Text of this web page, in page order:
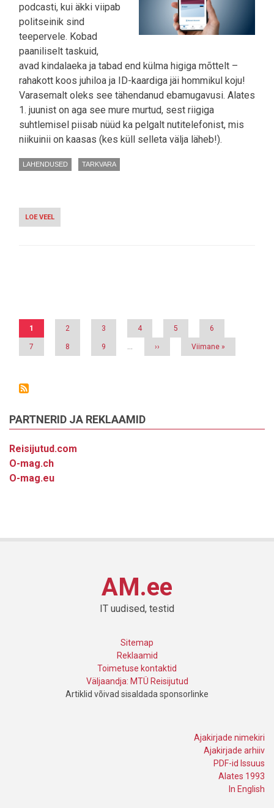
podcasti, kui äkki viipab
politseinik sind
teepervele. Kobad
paaniliselt taskuid,
avad kindalaeka ja tabad end külma higiga mõttelt –
rahakott koos juhiloa ja ID-kaardiga jäi hommikul koju!
Varasemalt oleks see tähendanud ebamugavusi. Alates
1. juunist on aga see mure murtud, sest riigiga
suhtlemisel piisab nüüd ka pelgalt nutitelefonist, mis
niikuinii on kaasas (kes küll selleta välja läheb!).
LAHENDUSED TARKVARA
LOE VEEL
EESTI
Eesolev
1 Page
2 Page
3 Page
4 Page
5 Page
6
Page
7 Page
8 Page
9
Järgmine
››
Viimane
Viimane »
PARTNERID JA REKLAAMID
Reisijutud.com
O-mag.ch
O-mag.eu
AM.ee
IT uudised, testid
Sitemap
Reklaamid
Toimetuse kontaktid
Väljaandja: MTÜ Reisijutud
Artiklid võivad sisaldada sponsorlinke
Ajakirjade nimekiri
Ajakirjade arhiiv
PDF-id Issuus
Alates 1993
In English